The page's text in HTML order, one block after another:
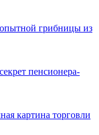
грибницы из
пенсионера-
картина торговли